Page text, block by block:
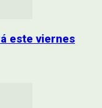
este viernes